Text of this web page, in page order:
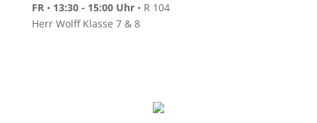
FR• 13:30 - 15:00 Uhr• R 104
Herr Wolff Klasse 7 & 8